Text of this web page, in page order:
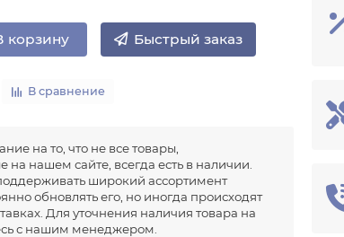
корзину Быстрый заказ
В сравнение
на то, что не все товары,
на нашем сайте, всегда есть в наличии.
широкий ассортимент
обновлять его, но иногда происходят
Для уточнения наличия товара на
с нашим менеджером.